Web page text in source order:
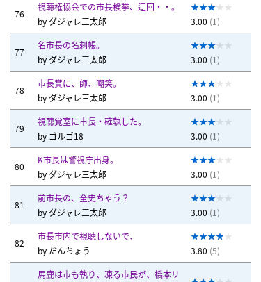
76
視聴権協会での市長検挙、迂回・・。
by ダジャレ三太郎 3.00 (1)
77
名市長の名刺帳。
by ダジャレ三太郎 3.00 (1)
78
市長賞に、師、嘲笑。
by ダジャレ三太郎 3.00 (1)
79
視聴覚室に市長・確執した。
by ゴルゴ18 3.00 (1)
80
K市長は警視庁出身。
by ダジャレ三太郎 3.00 (1)
81
前市長の、全史ちゃう？
by ダジャレ三太郎 3.00 (1)
82
市長市内で視聴しないで、
byだんちょう 3.80 (5)
馬鹿は市も執り、凍る市民が、橋本リ